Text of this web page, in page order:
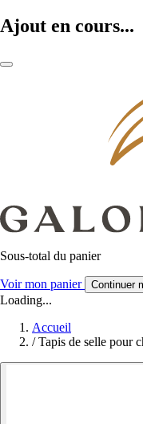
Ajout en cours...
Sous-total du panier
Voir mon panier Continuer
Loading...
Accueil
/ Tapis de selle pour